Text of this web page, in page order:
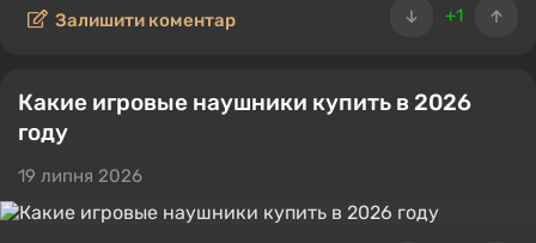
+1
Залишити коментар
Какие игровые наушники купить в 2026
году
19 липня 2026